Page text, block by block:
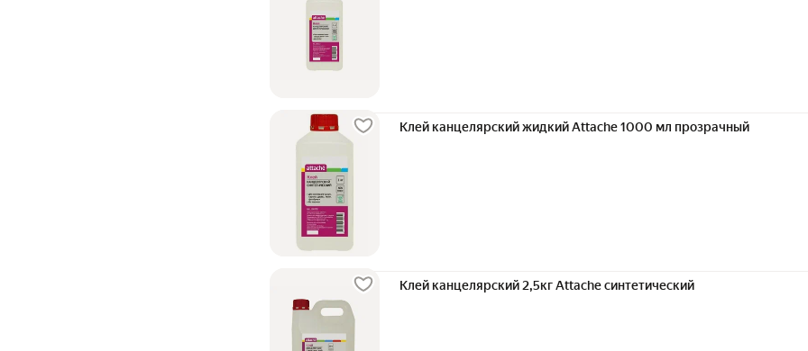
Клей канцелярский жидкий Attache 1000 мл прозрачный
Клей канцелярский 2,5кг Attache синтетический